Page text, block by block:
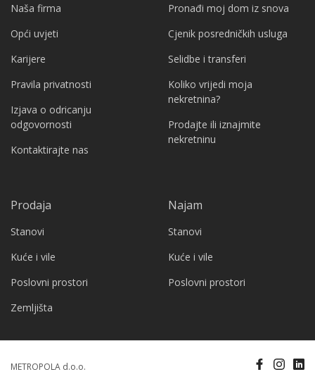
Naša firma
Opći uvjeti
Karijere
Pravila privatnosti
Izjava o odricanju
odgovornosti
Kontaktirajte nas
Pronađi moj dom iz snova
Cjenik posredničkih usluga
Selidbe i transferi
Koliko vrijedi moja
nekretnina?
Prodajte ili iznajmite
nekretninu
Prodaja
Stanovi
Kuće i vile
Poslovni prostori
Zemljišta
Najam
Stanovi
Kuće i vile
Poslovni prostori
METROPOLA d.o.o.